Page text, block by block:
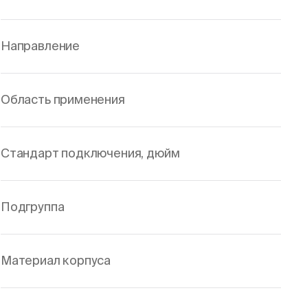
Направление
Область применения
Стандарт подключения, дюйм
Подгруппа
Материал корпуса